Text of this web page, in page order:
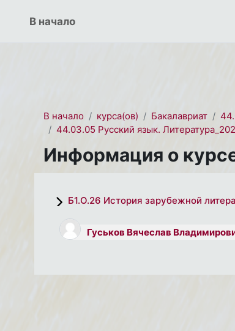
СЭО 2.0
В начало
В начало курса(ов) Бакалавриат
44.03.05 Русский язык.
Информация о
Б1.О.26 История зарубежной
Гуськов Вячеслав